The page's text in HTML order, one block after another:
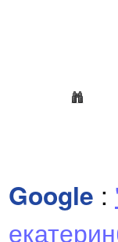
Google :